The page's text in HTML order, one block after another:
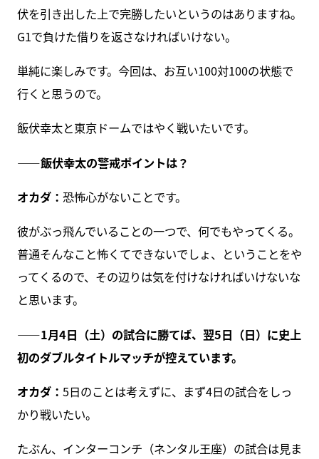
伏を引き出した上で完勝したいというのはありますね。
G1で負けた借りを返さなければいけない。
単純に楽しみです。今回は、お互い100対100の状態で
行くと思うので。
飯伏幸太と東京ドームではやく戦いたいです。
――飯伏幸太の警戒ポイントは？
オカダ： 恐怖心がないことです。
彼がぶっ飛んでいることの一つで、何でもやってくる。
普通そんなこと怖くてできないでしょ、ということをや
ってくるので、その辺りは気を付けなければいけないな
と思います。
――1月4日（土）の試合に勝てば、翌5日（日）に史上
初のダブルタイトルマッチが控えています。
オカダ： 5日のことは考えずに、まず4日の試合をしっ
かり戦いたい。
たぶん、インターコンチ（ネンタル王座）の試合は見ま